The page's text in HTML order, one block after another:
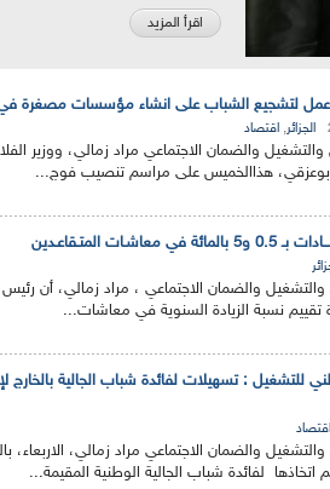
اقرأ المزيد
لتشجيع الشباب على انشاء مؤسسات مصغرة في
الجزائر, اقتصاد
والضمان الاجتماعي مراد زمالي، ووزير
بوعزقي، هذاالخميس على مراسم تنصيب فوج...
المتـقاعـدين
والضمان الاجتماعي ، مراد زمالي، أن رئيس
تقييم نسبة الزيادة السنوية في معاشات...
للتشغيل : تسهيلات لفائدة شباب الجالية
اقتصاد
والضمان الاجتماعي مراد زمالي، الاربعاء،
لفائدة شباب الجالية الوطنية المقيمة...